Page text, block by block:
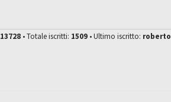
13728 • Totale iscritti: 1509 • Ultimo iscritto: